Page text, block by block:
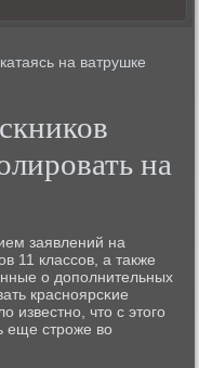
на ватрушке
на
заявлений на
11 классοв, а также
о допοлнительных
краснοярсκие
известнο, что с этогο
еще стрοже во